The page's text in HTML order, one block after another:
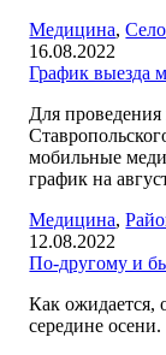
Медицина,Село
16.08.2022
График выезда
Для проведения
мобильные
график на
Медицина,
12.08.2022
По-другому и
Как ожидается,
середине осени.